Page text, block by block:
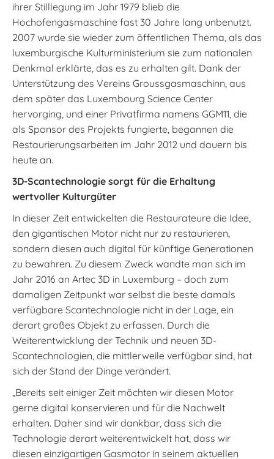
ihrer Stilllegung im Jahr 1979 blieb die
Hochofengasmaschine fast 30 Jahre lang unbenutzt.
2007 wurde sie wieder zum öffentlichen Thema, als das
luxemburgische Kulturministerium sie zum nationalen
Denkmal erklärte, das es zu erhalten gilt. Dank der
Unterstützung des Vereins Groussgasmaschinn, aus
dem später das Luxembourg Science Center
hervorging, und einer Privatfirma namens GGM11, die
als Sponsor des Projekts fungierte, begannen die
Restaurierungsarbeiten im Jahr 2012 und dauern bis
heute an.
3D-Scantechnologie sorgt für die Erhaltung
wertvoller Kulturgüter
In dieser Zeit entwickelten die Restaurateure die Idee,
den gigantischen Motor nicht nur zu restaurieren,
sondern diesen auch digital für künftige Generationen
zu bewahren. Zu diesem Zweck wandte man sich im
Jahr 2016 an Artec 3D in Luxemburg – doch zum
damaligen Zeitpunkt war selbst die beste damals
verfügbare Scantechnologie nicht in der Lage, ein
derart großes Objekt zu erfassen. Durch die
Weiterentwicklung der Technik und neuen 3D-
Scantechnologien, die mittlerweile verfügbar sind, hat
sich der Stand der Dinge verändert.
„Bereits seit einiger Zeit möchten wir diesen Motor
gerne digital konservieren und für die Nachwelt
erhalten. Daher sind wir dankbar, dass sich die
Technologie derart weiterentwickelt hat, dass wir
diesen einzigartigen Gasmotor in seinem aktuellen